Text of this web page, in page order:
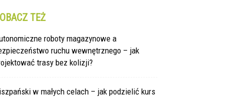
TEŻ
roboty magazynowe a
ruchu wewnętrznego – jak
trasy bez kolizji?
w małych celach – jak podzielić kurs